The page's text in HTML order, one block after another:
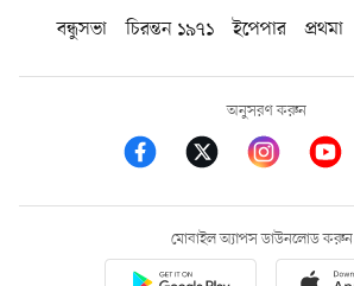
বন্ধুসভা
চিরন্তন ১৯৭১ ইপেপার প্রথমা
অনুসরণ করুন
মোবাইল অ্যাপস ডাউনলোড করুন